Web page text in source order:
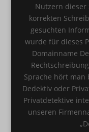
Nutzern dieser
korrekten
gesuchten
wurde für dieses
Domainname
Sprache hört man
Dedektiv oder
Privatdetektive
unseren